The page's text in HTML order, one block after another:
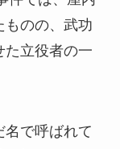
ものの、武功
た立役者の一
名で呼ばれて